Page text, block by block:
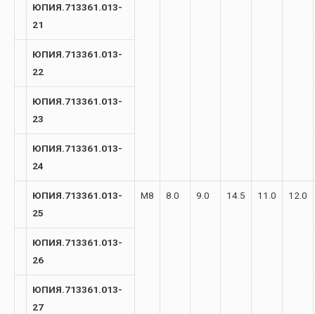
ЮПИЯ.713361.013-
21
ЮПИЯ.713361.013-
22
ЮПИЯ.713361.013-
23
ЮПИЯ.713361.013-
24
ЮПИЯ.713361.013-
25
М8 8.0 9.0 14.5 11.0 12.0
ЮПИЯ.713361.013-
26
ЮПИЯ.713361.013-
27